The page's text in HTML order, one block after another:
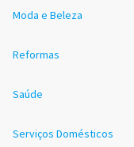
Moda e Beleza
Reformas
Saúde
Serviços Domésticos